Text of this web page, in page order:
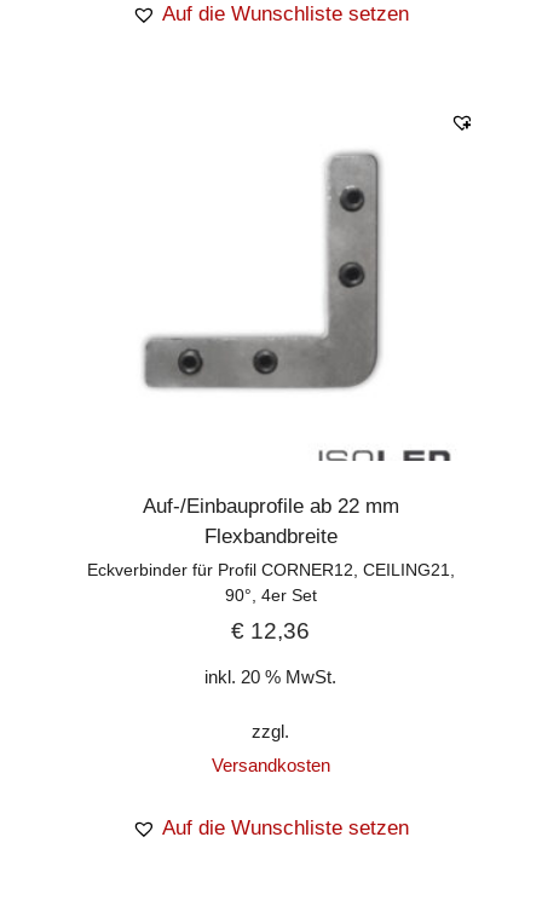
Auf die Wunschliste setzen
Auf-/Einbauprofile ab 22 mm
Flexbandbreite
Eckverbinder für Profil CORNER12, CEILING21,
90°, 4er Set
€ 12,36
inkl. 20 % MwSt.
zzgl.
Versandkosten
Auf die Wunschliste setzen